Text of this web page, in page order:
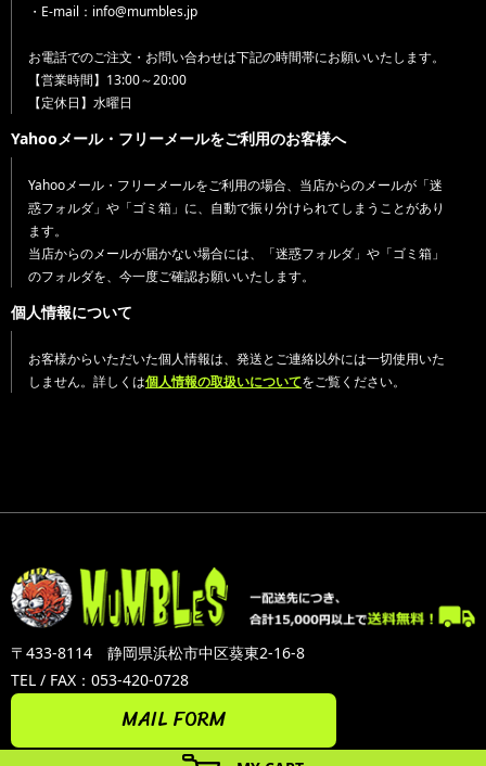
・E-mail：info@mumbles.jp
お電話でのご注文・お問い合わせは下記の時間帯にお願いいたします。
【営業時間】13:00～20:00
【定休日】水曜日
Yahooメール・フリーメールをご利用のお客様へ
Yahooメール・フリーメールをご利用の場合、当店からのメールが「迷
惑フォルダ」や「ゴミ箱」に、自動で振り分けられてしまうことがあり
ます。
当店からのメールが届かない場合には、「迷惑フォルダ」や「ゴミ箱」
のフォルダを、今一度ご確認お願いいたします。
個人情報について
お客様からいただいた個人情報は、発送とご連絡以外には一切使用いた
しません。詳しくは個人情報の取扱いについてをご覧ください。
〒433-8114 静岡県浜松市中区葵東2-16-8
TEL / FAX：053-420-0728
MAIL FORM